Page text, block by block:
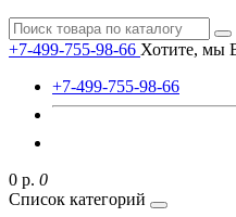
+7-499-755-98-66 Хотите, мы
+7-499-755-98-66
0 р. 0
Список категорий